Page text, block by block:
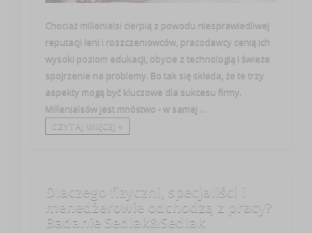
Chociaż millenialsi cierpią z powodu niesprawiedliwej
reputacji leni i roszczeniowców, pracodawcy cenią ich
wysoki poziom edukacji, obycie z technologią i świeże
spojrzenie na problemy. Bo tak się składa, że te trzy
aspekty mogą być kluczowe dla sukcesu firmy.
Millenialsów jest mnóstwo - w samej ...
CZYTAJ WIĘCEJ +
Dlaczego fizyczni, specjaliści i
menedżerowie odchodzą z pracy?
Badanie Sedlak&Sedlak